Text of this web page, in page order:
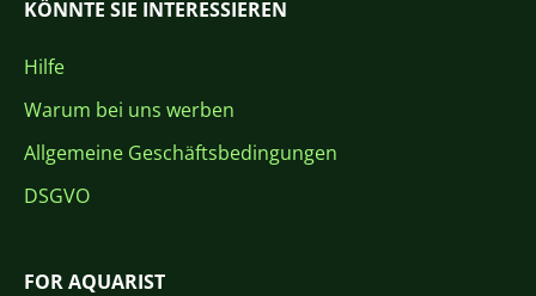
KÖNNTE SIE INTERESSIEREN
Hilfe
Warum bei uns werben
Allgemeine Geschäftsbedingungen
DSGVO
FOR AQUARIST